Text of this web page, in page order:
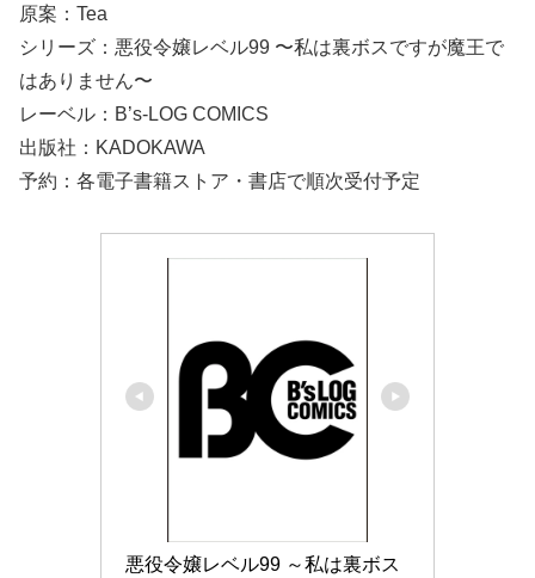
原案：Tea
シリーズ：悪役令嬢レベル99 〜私は裏ボスですが魔王で
はありません〜
レーベル：B’s-LOG COMICS
出版社：KADOKAWA
予約：各電子書籍ストア・書店で順次受付予定
悪役令嬢レベル99 ～私は裏ボス